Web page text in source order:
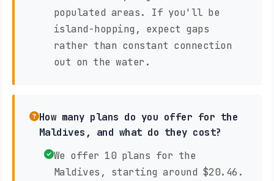
populated areas. If you'll be
island-hopping, expect gaps
rather than constant connection
out on the water.
How many plans do you offer for the
Maldives, and what do they cost?
We offer 10 plans for the
Maldives, starting around $20.46.